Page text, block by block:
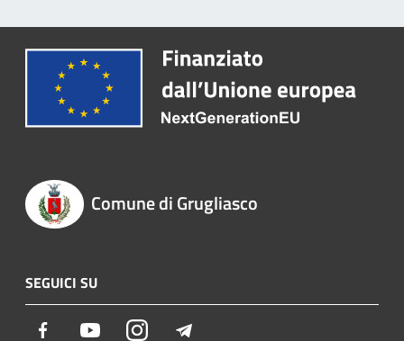
Comune di Grugliasco
SEGUICI SU
Facebook YoutubeInstagram